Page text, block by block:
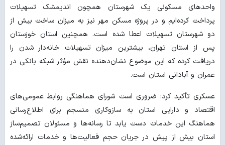
واحدهای مسکونی یک شهرستان همچون اندیمشک تسهیلات
پرداخت کرده‌ایم و در پروژه مسکن مهر نیز به میزان ساخت بیش از
دو شهرستان تسهیلات اعطا شده است. همچنین استان خوزستان
پس از استان تهران، بیشترین میزان تسهیلات خانه‌دار شدن را
دریافت کرده که این موضوع نشان‌دهنده نقش مؤثر شبکه بانکی در
عمران و آبادانی استان است.
عسکری تأکید کرد: ضروری است شورای هماهنگی روابط عمومی‌های
اقتصاد و دارایی استان به سازوکاری منسجم برای اطلاع‌رسانی
هماهنگ این خدمات دست یابد تا رسانه‌ها و مسئولان تصمیم‌ساز
استان بیش از پیش در جریان حجم فعالیت‌ها و خدمات ارائه‌شده